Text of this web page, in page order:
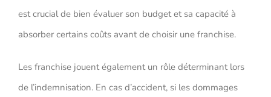
est crucial de bien évaluer son budget et sa capacité à
absorber certains coûts avant de choisir une franchise.
Les franchise jouent également un rôle déterminant lors
de l’indemnisation. En cas d’accident, si les dommages